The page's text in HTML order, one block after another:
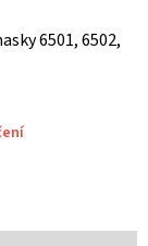
6501, 6502,